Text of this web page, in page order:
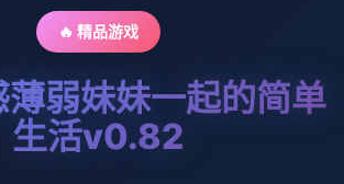
🔥 精品游戏
弱妹妹一起的简单
生活v0.82